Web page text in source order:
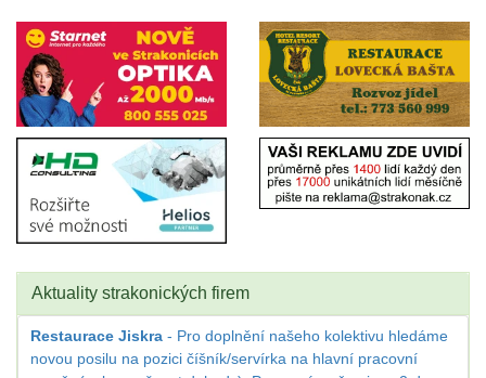
Aktuality strakonických firem
Restaurace Jiskra - Pro doplnění našeho kolektivu hledáme
novou posilu na pozici číšník/servírka na hlavní pracovní